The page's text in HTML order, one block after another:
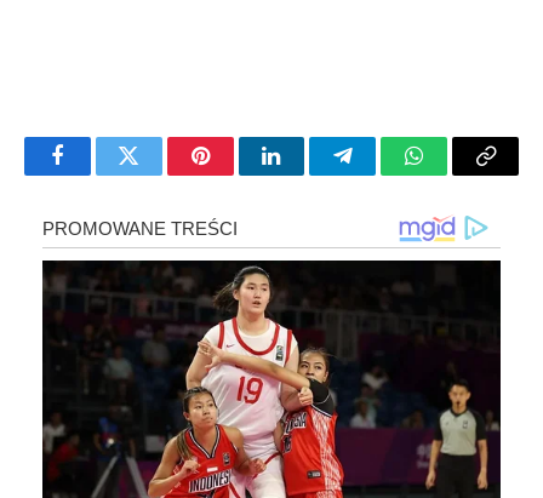
FacebookTwitter PinterestLinkedInTelegramWhatsApp
Copy